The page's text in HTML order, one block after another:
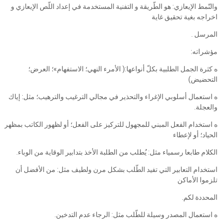
والنّمط الإيعازي: هو الطّريقة و التفنية المستخدمة في إعداد اللّص الإيعازي و
اخراجه بغية تحقيق غاية
المرسل .
مؤشراته:
ه كثرة الجمل الطلبية بكلّ أنواعها:( الأمرء النهي؛ الاستفهام»؛ العرض؛
التحضيض)
ه استعمال أسلوبي الإغراء والتحذير في مجالي الترغيب والترهيب؛ مثل: إياك
والعجلة.
ه استخدام الفعل المبني للمجهول للتركيز على الفعل؛ أو لظهور الكاتب بمظهر
الحياد؛ أو لإعطاء
الكلام طابعا رسمياء مثل: يُطلب من الطلبة الأخذ بتدابير الوقاية من الوباء.
استخدام التعابير التي تفيد الطّلب بشكل مرن ولطيف مثل: من الأفضل أن
تلزموا الأماكن
المحددة لكم.
ه استعمال المصدر وسيلة للطّلب مثل: الرجاء عدم التدخين.